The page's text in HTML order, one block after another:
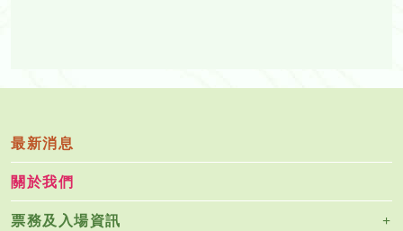
最新消息
關於我們
票務及入場資訊